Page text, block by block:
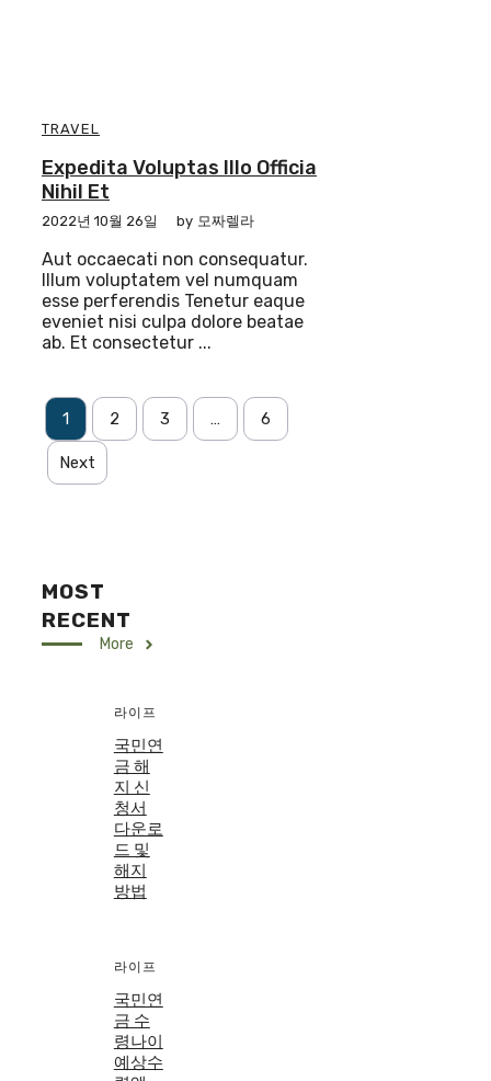
TRAVEL
Expedita Voluptas Illo Officia
Nihil Et
2022년 10월 26일 by 모짜렐라
Aut occaecati non consequatur.
Illum voluptatem vel numquam
esse perferendis Tenetur eaque
eveniet nisi culpa dolore beatae
ab. Et consectetur ...
1 2 3 … 6
Next
MOST
RECENT
More
라이프
국민연
금 해
지 신
청서
다운로
드 및
해지
방법
라이프
국민연
금 수
령나이
예상수